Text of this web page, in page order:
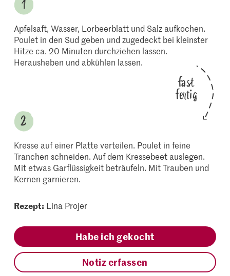
Apfelsaft, Wasser, Lorbeerblatt und Salz aufkochen.
Poulet in den Sud geben und zugedeckt bei kleinster
Hitze ca. 20 Minuten durchziehen lassen.
Herausheben und abkühlen lassen.
fast
fertig
Kresse auf einer Platte verteilen. Poulet in feine
Tranchen schneiden. Auf dem Kressebeet auslegen.
Mit etwas Garflüssigkeit beträufeln. Mit Trauben und
Kernen garnieren.
Rezept: Lina Projer
Habe ich gekocht
Notiz erfassen